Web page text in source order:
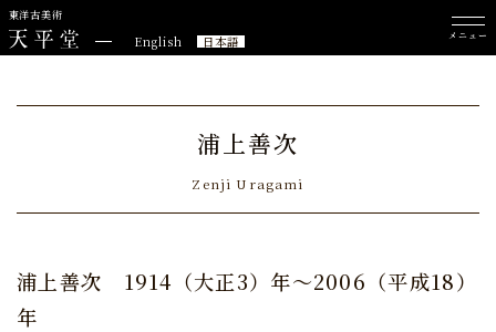
東洋古美術
English 日本語 メニュー
浦上善次
Zenji Uragami
浦上善次 1914（大正3）年～2006（平成18）
年